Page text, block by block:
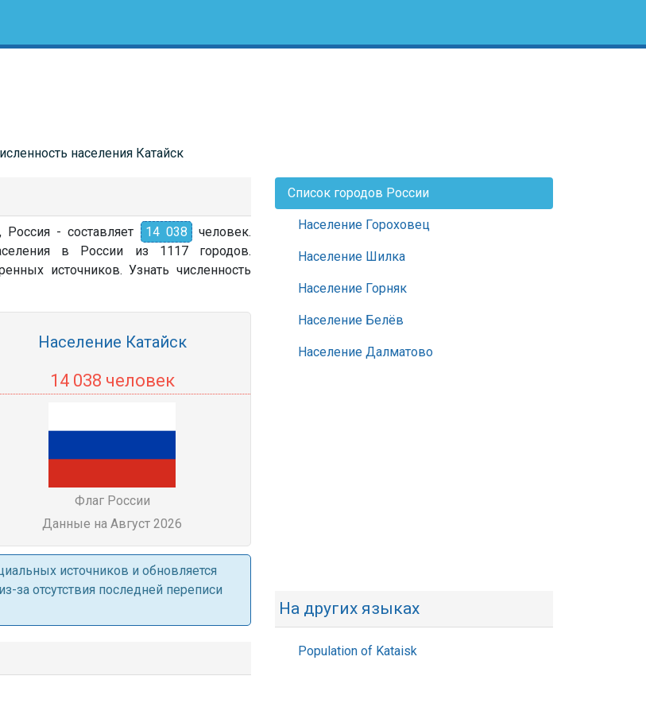
населения Катайск
Россия - составляет 14 038 человек.
в России из 1117 городов.
источников. Узнать численность
Население Катайск
14 038 человек
Флаг России
Данные на Август 2026
источников и обновляется
за отсутствия последней переписи
Список городов России
Население Гороховец
Население Шилка
Население Горняк
Население Белёв
Население Далматово
На других языках
Population of Kataisk